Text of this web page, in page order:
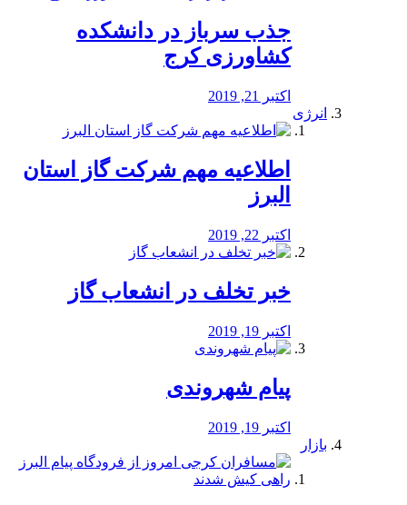
جذب سرباز در دانشکده
کشاورزی کرج
اکتبر 21, 2019
انرژی
️اطلاعیه مهم شرکت گاز استان
البرز
اکتبر 22, 2019
خبر تخلف در انشعاب گاز
اکتبر 19, 2019
پیام شهروندی
اکتبر 19, 2019
بازار